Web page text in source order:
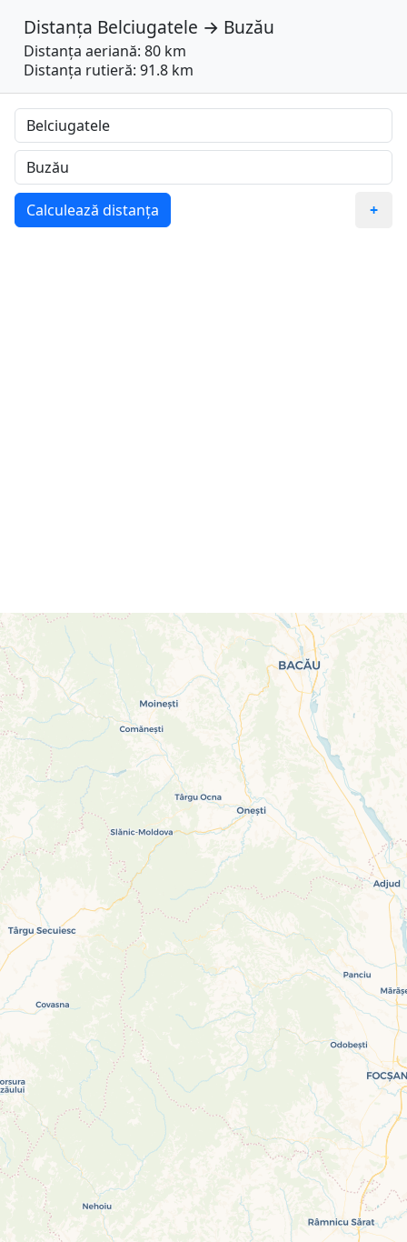
Distanța Belciugatele → Buzău
Distanța aeriană: 80 km
Distanța rutieră: 91.8 km
Calculează distanța +